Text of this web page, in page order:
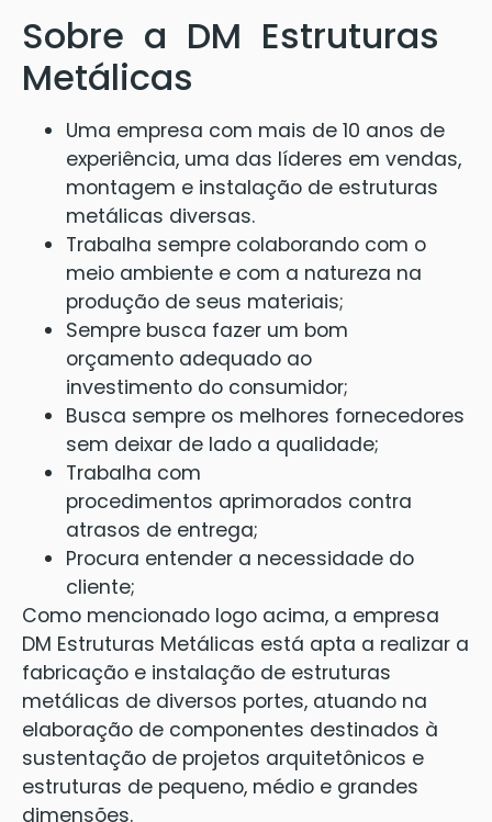
Sobre a DM Estruturas
Metálicas
Uma empresa com mais de 10 anos de
experiência, uma das líderes em vendas,
montagem e instalação de estruturas
metálicas diversas.
Trabalha sempre colaborando com o
meio ambiente e com a natureza na
produção de seus materiais;
Sempre busca fazer um bom
orçamento adequado ao
investimento do consumidor;
Busca sempre os melhores fornecedores
sem deixar de lado a qualidade;
Trabalha com
procedimentos aprimorados contra
atrasos de entrega;
Procura entender a necessidade do
cliente;
Como mencionado logo acima, a empresa
DM Estruturas Metálicas está apta a realizar a
fabricação e instalação de estruturas
metálicas de diversos portes, atuando na
elaboração de componentes destinados à
sustentação de projetos arquitetônicos e
estruturas de pequeno, médio e grandes
dimensões.